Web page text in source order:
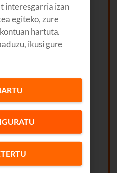
interesgarria izan
egiteko, zure
hartuta.
ikusi gure